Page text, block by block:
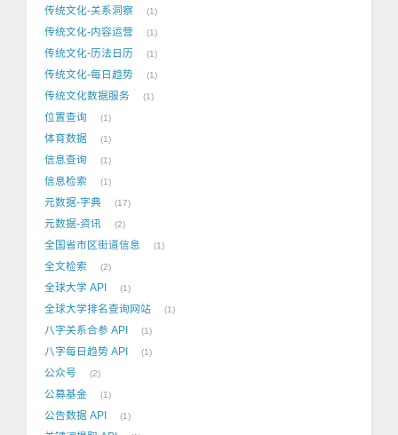
传统文化-关系洞察 1
传统文化-内容运营 1
传统文化-历法日历 1
传统文化-每日趋势 1
传统文化数据服务 1
位置查询 1
体育数据 1
信息查询 1
信息检索 1
元数据-字典 17
元数据-资讯 2
全国省市区街道信息 1
全文检索 2
全球大学 API 1
全球大学排名查询网站 1
八字关系合参 API 1
八字每日趋势 API 1
公众号 2
公募基金 1
公告数据 API 1